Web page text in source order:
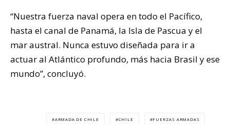
“Nuestra fuerza naval opera en todo el Pacífico,
hasta el canal de Panamá, la Isla de Pascua y el
mar austral. Nunca estuvo diseñada para ir a
actuar al Atlántico profundo, más hacia Brasil y ese
mundo”, concluyó.
ARMADA DE CHILE CHILE FUERZAS ARMADAS